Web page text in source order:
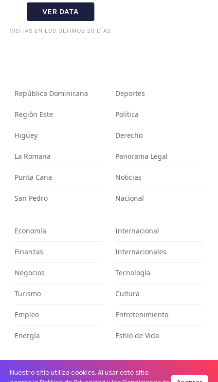
VER DATA
VISITAS EN LOS ÚLTIMOS 20 DÍAS
República Dominicana
Región Este
Higüey
La Romana
Punta Cana
San Pedro
Deportes
Política
Derecho
Panorama Legal
Noticias
Nacional
Economía
Finanzas
Negocios
Turismo
Empleo
Energía
Internacional
Internacionales
Tecnología
Cultura
Entretenimiento
Estilo de Vida
Nuestro sitio utiliza cookies. Al usar este sitio,